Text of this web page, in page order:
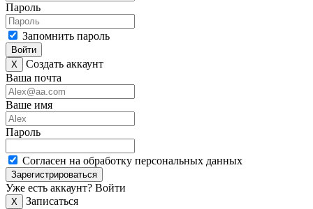
Пароль
Запомнить пароль
Войти
X
Создать аккаунт
Ваша почта
Ваше имя
Пароль
Согласен на обработку персональных данных
Зарегистрироваться
Уже есть аккаунт? Войти
X
Записаться